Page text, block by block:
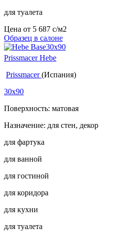
для туалета
Цена от 5 687 c/м2
Образец в салоне
Prissmacer Hebe
Prissmacer(Испания)
30x90
Поверхность: матовая
Назначение: для стен, декор
для фартука
для ванной
для гостиной
для коридора
для кухни
для туалета